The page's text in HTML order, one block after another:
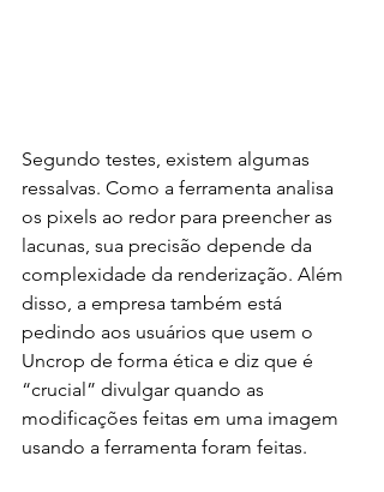
Segundo testes, existem algumas
ressalvas. Como a ferramenta analisa
os pixels ao redor para preencher as
lacunas, sua precisão depende da
complexidade da renderização. Além
disso, a empresa também está
pedindo aos usuários que usem o
Uncrop de forma ética e diz que é
“crucial” divulgar quando as
modificações feitas em uma imagem
usando a ferramenta foram feitas.